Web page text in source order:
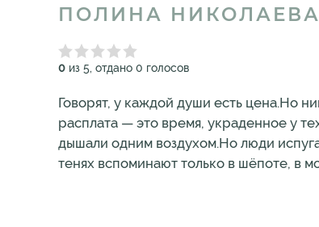
ПОЛИНА НИКОЛАЕВА
0 из 5, отдано 0 голосов
Говорят, у каждой души есть цена.Но
расплата — это время, украденное у
дышали одним воздухом.Но люди
тенях вспоминают только в шёпоте, в